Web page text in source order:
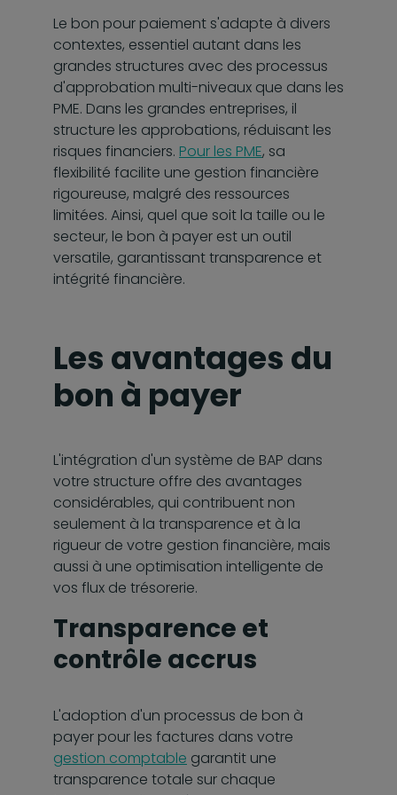
Le bon pour paiement s'adapte à divers
contextes, essentiel autant dans les
grandes structures avec des processus
d'approbation multi-niveaux que dans les
PME. Dans les grandes entreprises, il
structure les approbations, réduisant les
risques financiers. Pour les PME, sa
flexibilité facilite une gestion financière
rigoureuse, malgré des ressources
limitées. Ainsi, quel que soit la taille ou le
secteur, le bon à payer est un outil
versatile, garantissant transparence et
intégrité financière.
Les avantages du
bon à payer
L'intégration d'un système de BAP dans
votre structure offre des avantages
considérables, qui contribuent non
seulement à la transparence et à la
rigueur de votre gestion financière, mais
aussi à une optimisation intelligente de
vos flux de trésorerie.
Transparence et
contrôle accrus
L'adoption d'un processus de bon à
payer pour les factures dans votre
gestion comptable garantit une
transparence totale sur chaque